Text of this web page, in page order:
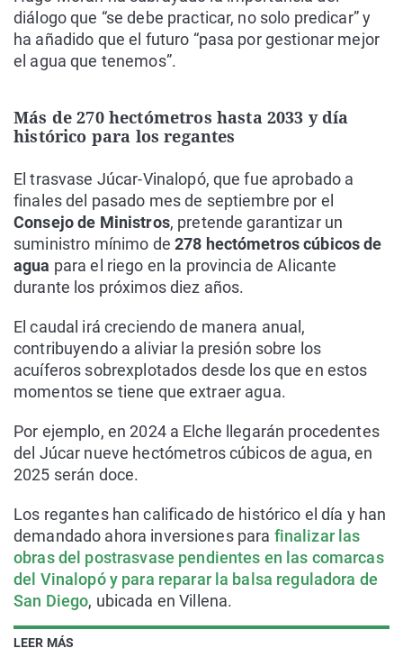
LEER MÁS
diálogo que “se debe practicar, no solo predicar” y
ha añadido que el futuro “pasa por gestionar mejor
el agua que tenemos”.
Más de 270 hectómetros hasta 2033 y día
histórico para los regantes
El trasvase Júcar-Vinalopó, que fue aprobado a
finales del pasado mes de septiembre por el
Consejo de Ministros, pretende garantizar un
suministro mínimo de 278 hectómetros cúbicos de
agua para el riego en la provincia de Alicante
durante los próximos diez años.
El caudal irá creciendo de manera anual,
contribuyendo a aliviar la presión sobre los
acuíferos sobrexplotados desde los que en estos
momentos se tiene que extraer agua.
Por ejemplo, en 2024 a Elche llegarán procedentes
del Júcar nueve hectómetros cúbicos de agua, en
2025 serán doce.
Los regantes han calificado de histórico el día y han
demandado ahora inversiones para finalizar las
obras del postrasvase pendientes en las comarcas
del Vinalopó y para reparar la balsa reguladora de
San Diego, ubicada en Villena.